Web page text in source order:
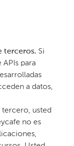
terceros. Si
APIs para
a datos,
usted
no es